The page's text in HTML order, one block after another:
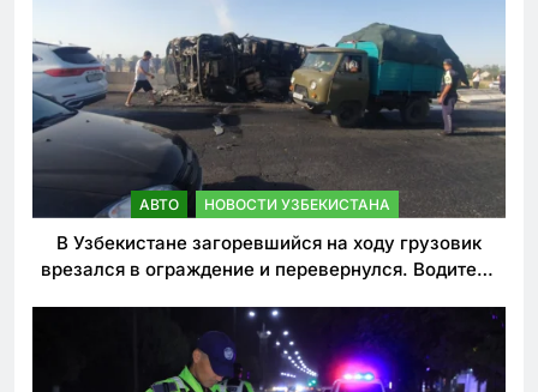
АВТО НОВОСТИ УЗБЕКИСТАНА
В Узбекистане загоревшийся на ходу грузовик
врезался в ограждение и перевернулся. Водитель